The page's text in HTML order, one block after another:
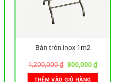
Bàn tròn inox 1m2
1,200,000₫ Giá
là:
800,000₫Giá
hiện
THÊM VÀO GIỎ HÀNG